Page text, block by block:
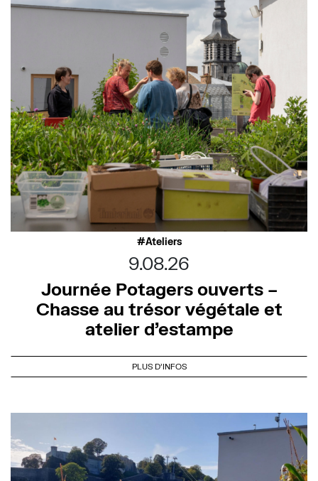
Ateliers
9.08.26
Journée Potagers ouverts –
Chasse au trésor végétale et
atelier d’estampe
PLUS D'INFOS